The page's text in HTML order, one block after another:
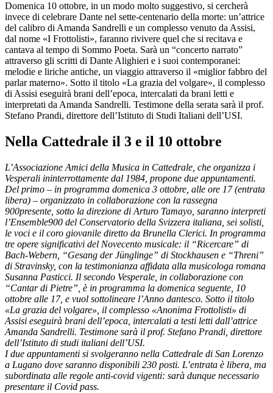
Domenica 10 ottobre, in un modo molto suggestivo, si cercherà
invece di celebrare Dante nel sette-centenario della morte: un’attrice
del calibro di Amanda Sandrelli e un complesso venuto da Assisi,
dal nome «I Frottolisti», faranno rivivere quel che si recitava e
cantava al tempo di Sommo Poeta. Sarà un “concerto narrato”
attraverso gli scritti di Dante Alighieri e i suoi contemporanei:
melodie e liriche antiche, un viaggio attraverso il «miglior fabbro del
parlar materno». Sotto il titolo «La grazia del volgare», il complesso
di Assisi eseguirà brani dell’epoca, intercalati da brani letti e
interpretati da Amanda Sandrelli. Testimone della serata sarà il prof.
Stefano Prandi, direttore dell’Istituto di Studi Italiani dell’USI.
Nella Cattedrale il 3 e il 10 ottobre
L’Associazione Amici della Musica in Cattedrale, che organizza i
Vesperali ininterrottamente dal 1984, propone due appuntamenti.
Del primo – in programma domenica 3 ottobre, alle ore 17 (entrata
libera) – organizzato in collaborazione con la rassegna
900presente, sotto la direzione di Arturo Tamayo, saranno interpreti
l’Ensemble900 del Conservatorio della Svizzera italiana, sei solisti,
le voci e il coro giovanile diretto da Brunella Clerici. In programma
tre opere significativi del Novecento musicale: il “Ricercare” di
Bach-Webern, “Gesang der Jünglinge” di Stockhausen e “Threni”
di Stravinsky, con la testimonianza affidata alla musicologa romana
Susanna Pasticci. Il secondo Vesperale, in collaborazione con
“Cantar di Pietre”, è in programma la domenica seguente, 10
ottobre alle 17, e vuol sottolineare l’Anno dantesco. Sotto il titolo
«La grazia del volgare», il complesso «Anonima Frottolisti» di
Assisi eseguirà brani dell’epoca, intercalati a testi letti dall’attrice
Amanda Sandrelli. Testimone sarà il prof. Stefano Prandi, direttore
dell’Istituto di studi italiani dell’USI.
I due appuntamenti si svolgeranno nella Cattedrale di San Lorenzo
a Lugano dove saranno disponibili 230 posti. L’entrata è libera, ma
subordinata alle regole anti-covid vigenti: sarà dunque necessario
presentare il Covid pass.